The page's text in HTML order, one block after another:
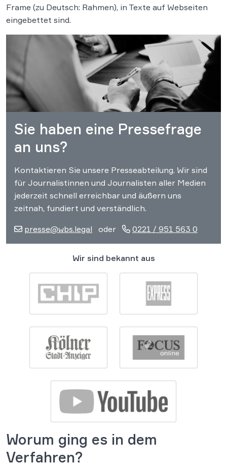
Frame (zu Deutsch: Rahmen), in Texte auf Webseiten
eingebettet sind.
Sie haben eine Pressefrage
an uns?
Kontaktieren Sie unsere Presseabteilung. Wir sind
für Journalistinnen und Journalisten aller Medien
jederzeit schnell erreichbar und äußern uns
zeitnah, fundiert und verständlich.
presse@wbs.legal oder 0221 / 951 563 0
Wir sind bekannt aus
Worum ging es in dem
Verfahren?